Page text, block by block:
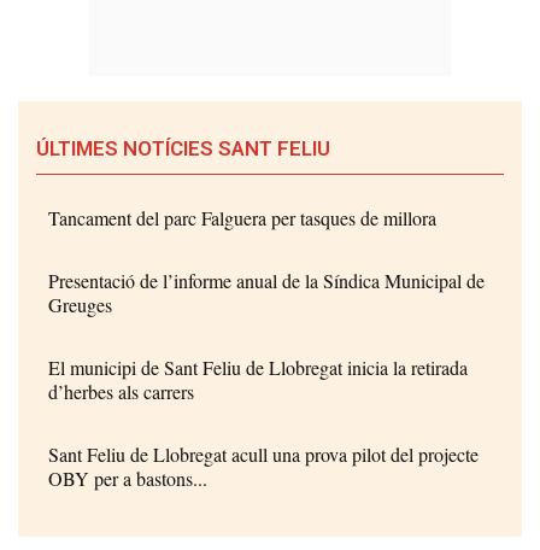
ÚLTIMES NOTÍCIES SANT FELIU
Tancament del parc Falguera per tasques de millora
Presentació de l’informe anual de la Síndica Municipal de
Greuges
El municipi de Sant Feliu de Llobregat inicia la retirada
d’herbes als carrers
Sant Feliu de Llobregat acull una prova pilot del projecte
OBY per a bastons...